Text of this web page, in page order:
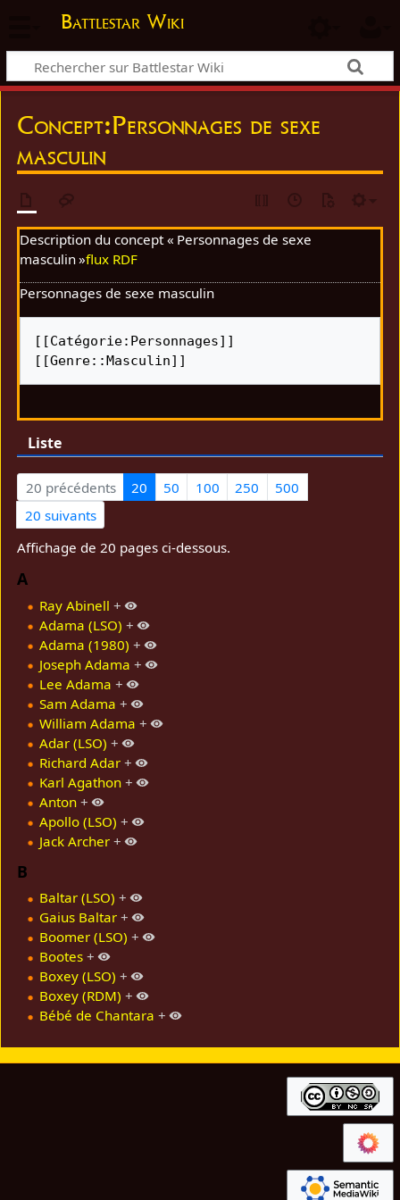
Battlestar Wiki
Concept:Personnages de sexe
masculin
Description du concept « Personnages de sexe
masculin »flux RDF
Personnages de sexe masculin
[[Catégorie:Personnages]]
[[Genre::Masculin]]
Liste
20 précédents 20 50 100 250
500
20 suivants
Affichage de 20 pages ci-dessous.
A
Ray Abinell +
Adama (LSO) +
Adama (1980) +
Joseph Adama +
Lee Adama +
Sam Adama +
William Adama +
Adar (LSO) +
Richard Adar +
Karl Agathon +
Anton +
Apollo (LSO) +
Jack Archer +
B
Baltar (LSO) +
Gaius Baltar +
Boomer (LSO) +
Bootes +
Boxey (LSO) +
Boxey (RDM) +
Bébé de Chantara +